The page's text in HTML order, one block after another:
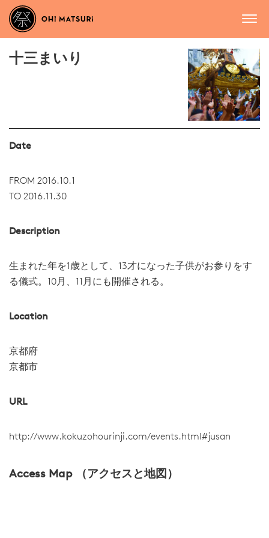
十三まいり
Date
FROM 2016.10.1
TO 2016.11.30
Description
生まれた年を1歳として、13才になった子供がお参りをす
る儀式。10月、11月にも開催される。
Location
京都府
京都市
URL
http://www.kokuzohourinji.com/events.html#jusan
Access Map （アクセスと地図）